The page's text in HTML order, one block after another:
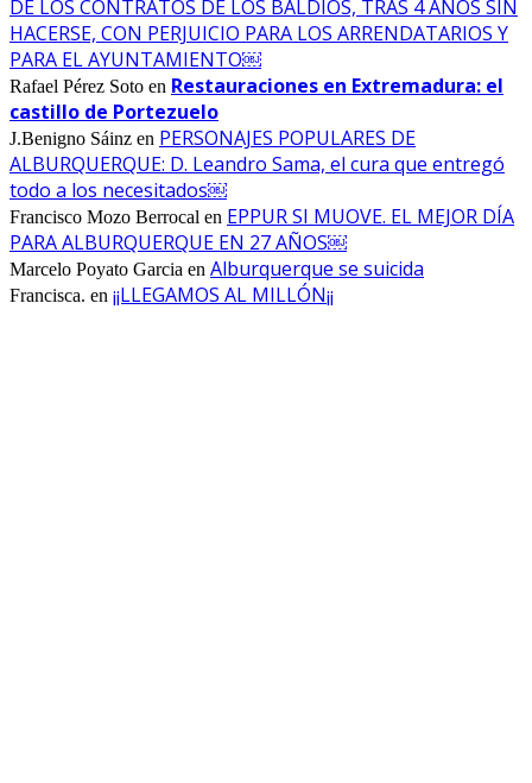
DE LOS CONTRATOS DE LOS BALDÍOS, TRAS 4 AÑOS SIN
HACERSE, CON PERJUICIO PARA LOS ARRENDATARIOS Y
PARA EL AYUNTAMIENTO￼
Rafael Pérez Soto en Restauraciones en Extremadura: el
castillo de Portezuelo
J.Benigno Sáinz en PERSONAJES POPULARES DE
ALBURQUERQUE: D. Leandro Sama, el cura que entregó
todo a los necesitados￼
Francisco Mozo Berrocal en EPPUR SI MUOVE. EL MEJOR DÍA
PARA ALBURQUERQUE EN 27 AÑOS￼
Marcelo Poyato Garcia en Alburquerque se suicida
Francisca. en ¡¡LLEGAMOS AL MILLÓN¡¡